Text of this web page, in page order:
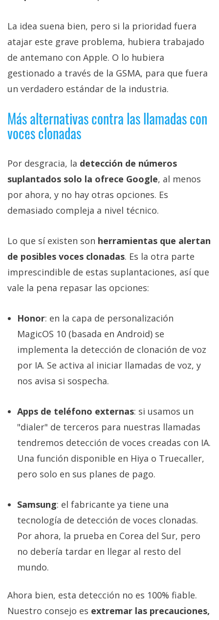
La idea suena bien, pero si la prioridad fuera
atajar este grave problema, hubiera trabajado
de antemano con Apple. O lo hubiera
gestionado a través de la GSMA, para que fuera
un verdadero estándar de la industria.
Más alternativas contra las llamadas con
voces clonadas
Por desgracia, la detección de números
suplantados solo la ofrece Google, al menos
por ahora, y no hay otras opciones. Es
demasiado compleja a nivel técnico.
Lo que sí existen son herramientas que alertan
de posibles voces clonadas. Es la otra parte
imprescindible de estas suplantaciones, así que
vale la pena repasar las opciones:
Honor: en la capa de personalización
MagicOS 10 (basada en Android) se
implementa la detección de clonación de voz
por IA. Se activa al iniciar llamadas de voz, y
nos avisa si sospecha.
Apps de teléfono externas: si usamos un
"dialer" de terceros para nuestras llamadas
tendremos detección de voces creadas con IA.
Una función disponible en Hiya o Truecaller,
pero solo en sus planes de pago.
Samsung: el fabricante ya tiene una
tecnología de detección de voces clonadas.
Por ahora, la prueba en Corea del Sur, pero
no debería tardar en llegar al resto del
mundo.
Ahora bien, esta detección no es 100% fiable.
Nuestro consejo es extremar las precauciones,